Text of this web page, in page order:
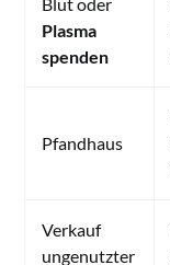
Plasma
spenden
Pfandhaus
Verkauf
ungenutzter